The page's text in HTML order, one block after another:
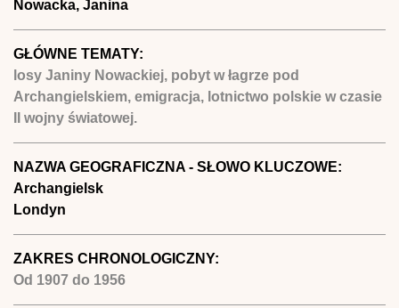
Nowacka, Janina
GŁÓWNE TEMATY:
losy Janiny Nowackiej, pobyt w łagrze pod
Archangielskiem, emigracja, lotnictwo polskie w czasie
II wojny światowej.
NAZWA GEOGRAFICZNA - SŁOWO KLUCZOWE:
Archangielsk
Londyn
ZAKRES CHRONOLOGICZNY:
Od 1907 do 1956